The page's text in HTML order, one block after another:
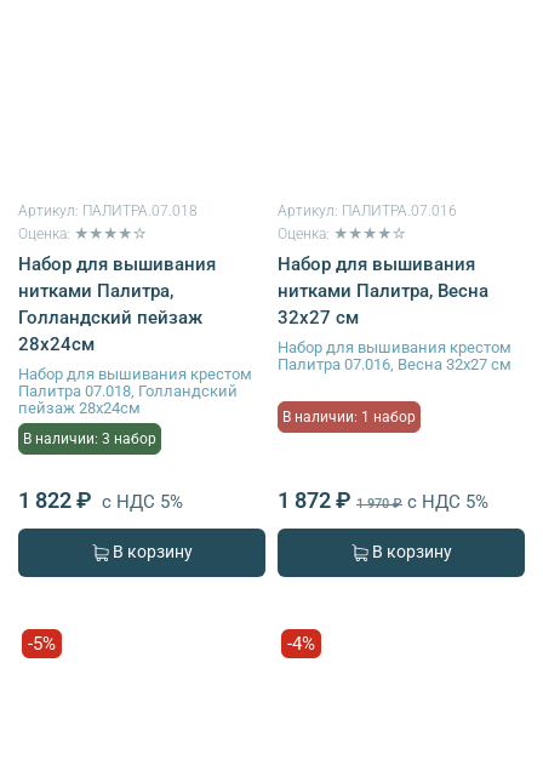
Артикул: ПАЛИТРА.07.018
Оценка: ★★★★☆
Набор для вышивания
нитками Палитра,
Голландский пейзаж
28х24см
Набор для вышивания крестом
Палитра 07.018, Голландский
пейзаж 28х24см
В наличии: 3 набор
1 822 ₽ с НДС 5%
В корзину
Артикул: ПАЛИТРА.07.016
Оценка: ★★★★☆
Набор для вышивания
нитками Палитра, Весна
32х27 см
Набор для вышивания крестом
Палитра 07.016, Весна 32х27 см
В наличии: 1 набор
1 872 ₽ 1 970 ₽ с НДС 5%
В корзину
-5% -4%